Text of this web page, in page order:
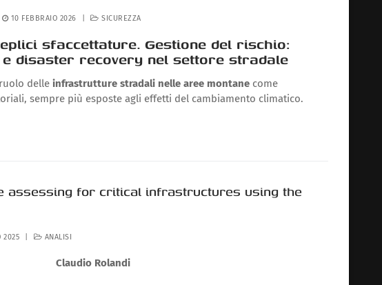
10 FEBBRAIO 2026 SICUREZZA
sfaccettature. Gestione del rischio:
disaster recovery nel settore stradale
delleinfrastrutture stradali nelle aree montane come
sempre più esposte agli effetti del cambiamento climatico.
assessing for critical infrastructures using the
2025 ANALISI
Claudio Rolandi